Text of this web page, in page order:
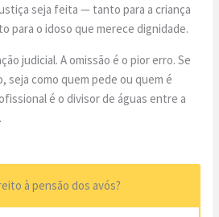
seja feita — tanto para a criança
para o idoso que merece dignidade.
judicial. A omissão é o pior erro. Se
seja como quem pede ou quem é
é o divisor de águas entre a
à pensão dos avós?